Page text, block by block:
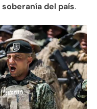
soberanía del país.